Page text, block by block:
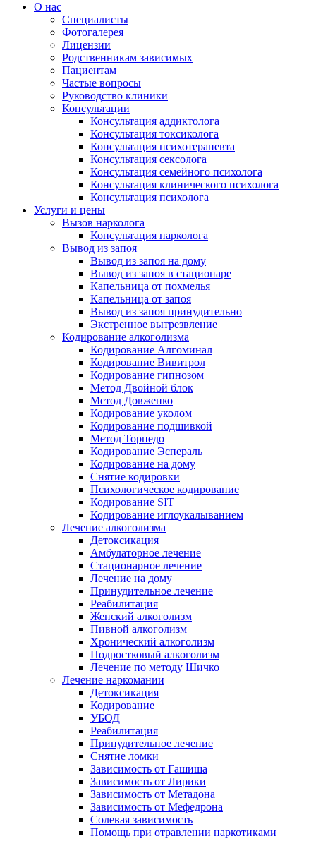
О нас
Специалисты
Фотогалерея
Лицензии
Родственникам зависимых
Пациентам
Частые вопросы
Руководство клиники
Консультации
Консультация аддиктолога
Консультация токсиколога
Консультация психотерапевта
Консультация сексолога
Консультация семейного психолога
Консультация клинического психолога
Консультация психолога
Услуги и цены
Вызов нарколога
Консультация нарколога
Вывод из запоя
Вывод из запоя на дому
Вывод из запоя в стационаре
Капельница от похмелья
Капельница от запоя
Вывод из запоя принудительно
Экстренное вытрезвление
Кодирование алкоголизма
Кодирование Алгоминал
Кодирование Вивитрол
Кодирование гипнозом
Метод Двойной блок
Метод Довженко
Кодирование уколом
Кодирование подшивкой
Метод Торпедо
Кодирование Эспераль
Кодирование на дому
Снятие кодировки
Психологическое кодирование
Кодирование SIT
Кодирование иглоукалыванием
Лечение алкоголизма
Детоксикация
Амбулаторное лечение
Стационарное лечение
Лечение на дому
Принудительное лечение
Реабилитация
Женский алкоголизм
Пивной алкоголизм
Хронический алкоголизм
Подростковый алкоголизм
Лечение по методу Шичко
Лечение наркомании
Детоксикация
Кодирование
УБОД
Реабилитация
Принудительное лечение
Снятие ломки
Зависимость от Гашиша
Зависимость от Лирики
Зависимость от Метадона
Зависимость от Мефедрона
Солевая зависимость
Помощь при отравлении наркотиками